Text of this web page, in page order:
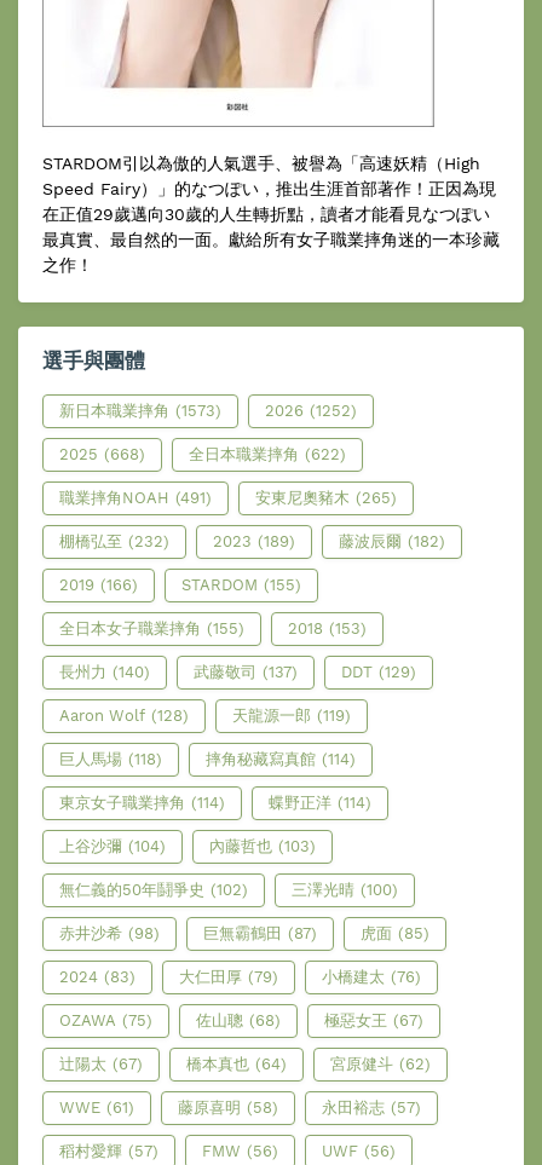
STARDOM引以為傲的人氣選手、被譽為「高速妖精（High
Speed Fairy）」的なつぽい，推出生涯首部著作！正因為現
在正值29歲邁向30歲的人生轉折點，讀者才能看見なつぽい
最真實、最自然的一面。獻給所有女子職業摔角迷的一本珍藏
之作！
選手與團體
新日本職業摔角 (1573) 2026 (1252)
2025 (668) 全日本職業摔角 (622)
職業摔角NOAH (491) 安東尼奧豬木 (265)
棚橋弘至 (232) 2023 (189) 藤波辰爾 (182)
2019 (166) STARDOM (155)
全日本女子職業摔角 (155) 2018 (153)
長州力 (140) 武藤敬司 (137) DDT (129)
Aaron Wolf (128) 天龍源一郎 (119)
巨人馬場 (118) 摔角秘藏寫真館 (114)
東京女子職業摔角 (114) 蝶野正洋 (114)
上谷沙彌 (104) 內藤哲也 (103)
無仁義的50年鬪爭史 (102) 三澤光晴 (100)
赤井沙希 (98) 巨無霸鶴田 (87) 虎面 (85)
2024 (83) 大仁田厚 (79) 小橋建太 (76)
OZAWA (75) 佐山聰 (68) 極惡女王 (67)
辻陽太 (67) 橋本真也 (64) 宮原健斗 (62)
WWE (61) 藤原喜明 (58) 永田裕志 (57)
稻村愛輝 (57) FMW (56) UWF (56)